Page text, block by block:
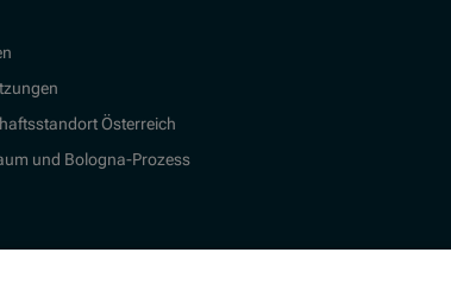
Österreich
und Bologna-Prozess